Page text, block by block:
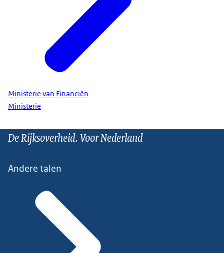
Ministerie van Financiën
Ministerie
De Rijksoverheid. Voor Nederland
Andere talen